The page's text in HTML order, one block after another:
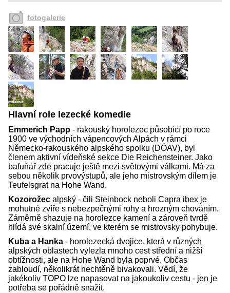
fotogalerie
Hlavní role lezecké komedie
Emmerich Papp - rakouský horolezec působící po roce
1900 ve východních vápencových Alpách v rámci
Německo-rakouského alpského spolku (DÖAV), byl
členem aktivní vídeňské sekce Die Reichensteiner. Jako
bafuňář zde pracuje ještě mezi světovými válkami. Má za
sebou několik prvovýstupů, ale jeho mistrovským dílem je
Teufelsgrat na Hohe Wand.
Kozorožec alpský - čili Steinbock neboli Capra ibex je
mohutné zvíře s nebezpečnými rohy a hrozným chováním.
Záměrně shazuje na horolezce kamení a zároveň tvrdě
hlídá své skalní území, ve kterém se mistrovsky pohybuje.
Kuba a Hanka - horolezecká dvojice, která v různých
alpských oblastech vylezla mnoho cest střední a nižší
obtížnosti, ale na Hohe Wand byla poprvé. Občas
zabloudí, několikrát nechtěně bivakovali. Vědí, že
jakékoliv TOPO lze napasovat na jakoukoliv cestu - jen je
potřeba se pořádně snažit.